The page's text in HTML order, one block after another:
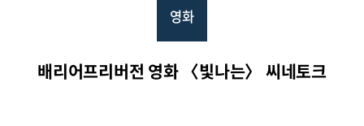
영화
배리어프리버전 영화 〈빛나는〉 씨네토크